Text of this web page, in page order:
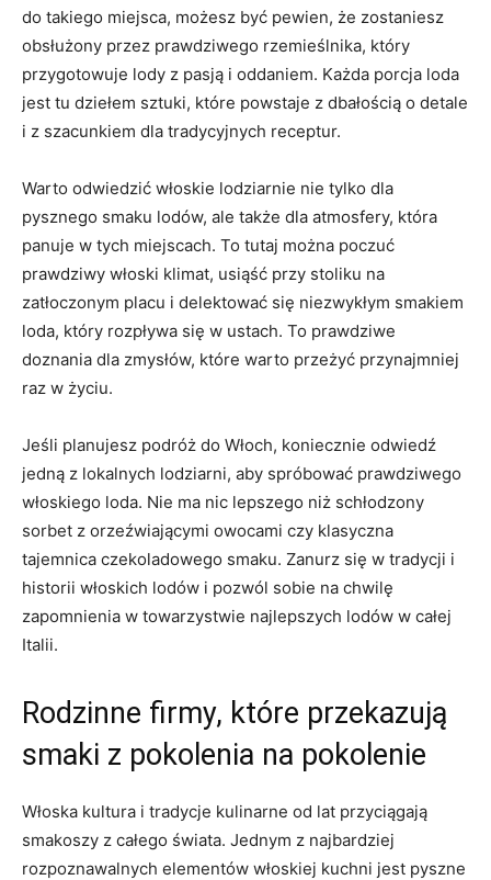
do takiego ⁤miejsca, możesz być pewien, że zostaniesz⁢
obsłużony przez prawdziwego rzemieślnika, który
przygotowuje lody z pasją i oddaniem. Każda​ porcja loda‌
jest tu dziełem sztuki, które powstaje z⁤ dbałością o detale
i ‍z szacunkiem⁢ dla​ tradycyjnych receptur.
Warto odwiedzić włoskie lodziarnie⁤ nie tylko dla
pysznego‍ smaku lodów, ale⁢ także dla atmosfery, która
panuje w tych miejscach. To tutaj można poczuć
prawdziwy włoski klimat, usiąść przy ⁢stoliku na
zatłoczonym placu i delektować się niezwykłym smakiem
‌loda, ‍który rozpływa się w ustach. To prawdziwe
doznania dla⁣ zmysłów, które warto przeżyć przynajmniej
‌raz ‌w życiu.
Jeśli⁣ planujesz podróż do Włoch,​ koniecznie odwiedź
jedną⁣ z‌ lokalnych lodziarni, aby spróbować prawdziwego⁣
włoskiego‌ loda. Nie ⁣ma nic ‍lepszego niż schłodzony
sorbet⁣ z orzeźwiającymi owocami czy klasyczna
tajemnica czekoladowego smaku. Zanurz się ⁢w tradycji‌ i
historii włoskich lodów i pozwól sobie na ​chwilę
zapomnienia ⁢w towarzystwie najlepszych lodów w‍ całej⁤
Italii.
Rodzinne ⁣firmy, które przekazują
smaki z pokolenia na pokolenie
Włoska kultura i tradycje kulinarne‍ od lat przyciągają
smakoszy z całego świata. Jednym z najbardziej
rozpoznawalnych elementów włoskiej kuchni jest pyszne